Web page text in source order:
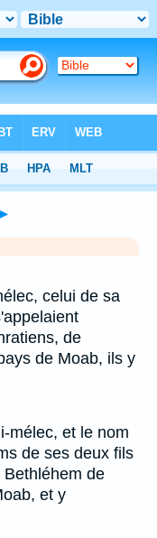
celui de sa
de
de Moab, ils y
mélec, et le nom
de ses deux fils
de
et y